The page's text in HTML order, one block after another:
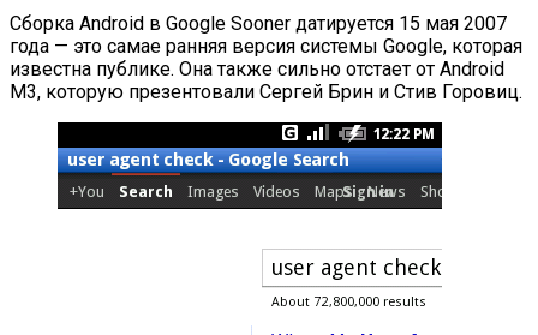
Сборка Android в Google Sooner датируется 15 мая 2007
года — это самае ранняя версия системы Google, которая
известна публике. Она также сильно отстает от Android
M3, которую презентовали Сергей Брин и Стив Горовиц.